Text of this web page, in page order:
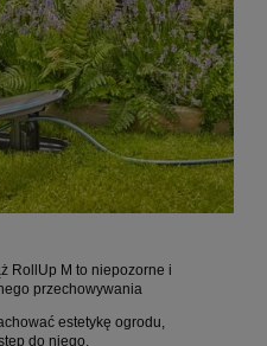
RollUp M to niepozorne i
przechowywania
estetykę ogrodu,
do niego.